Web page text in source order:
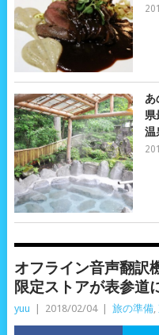
あ
県
温
オフライン音声翻訳
限定ストアが表参道
yuu 2018/02/04 旅の準備,